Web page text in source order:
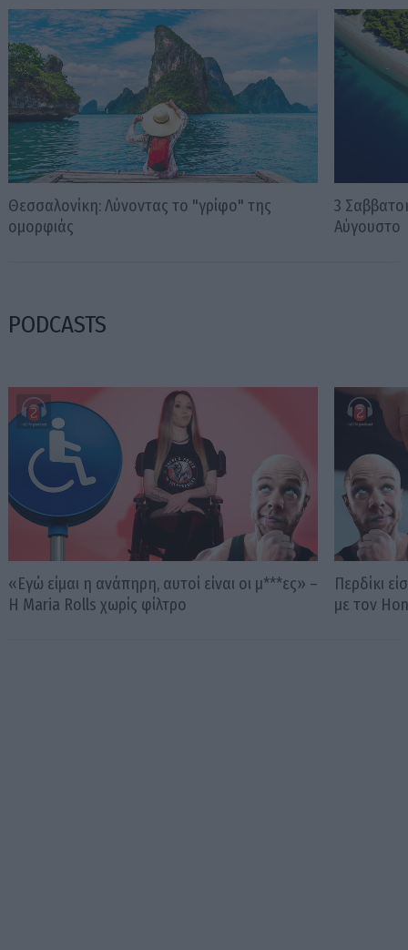
Θεσσαλονίκη: Λύνοντας το "γρίφο" της
ομορφιάς
3
Αύγουστο
PODCASTS
«Εγώ είμαι η ανάπηρη, αυτοί είναι οι μ***ες» –
Η Maria Rolls χωρίς φίλτρο
Περδίκι
με τον